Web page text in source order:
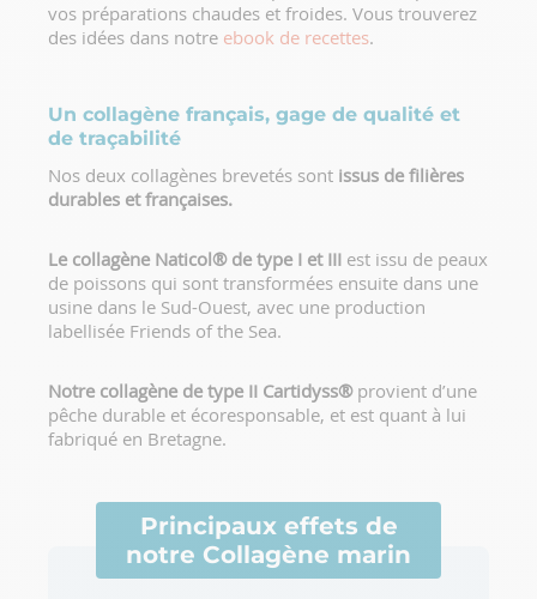
vos préparations chaudes et froides. Vous trouverez
des idées dans notre ebook de recettes.
Un collagène français, gage de qualité et
de traçabilité
Nos deux collagènes brevetés sont issus de filières
durables et françaises.
Le collagène Naticol® de type I et III est issu de peaux
de poissons qui sont transformées ensuite dans une
usine dans le Sud-Ouest, avec une production
labellisée Friends of the Sea.
Notre collagène de type II Cartidyss®provient d’une
pêche durable et écoresponsable, et est quant à lui
fabriqué en Bretagne.
Principaux effets de
notre Collagène marin